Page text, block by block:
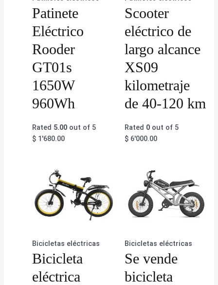
Patinete
Eléctrico
Rooder
GT01s
1650W
960Wh
Rated 5.00 out of 5
$ 1'680.00
Scooter
eléctrico de
largo alcance
XS09
kilometraje
de 40-120 km
Rated 0out of 5
$6'000.00
Bicicletas eléctricas
Bicicleta
eléctrica
Bicicletas eléctricas
Se vende
bicicleta